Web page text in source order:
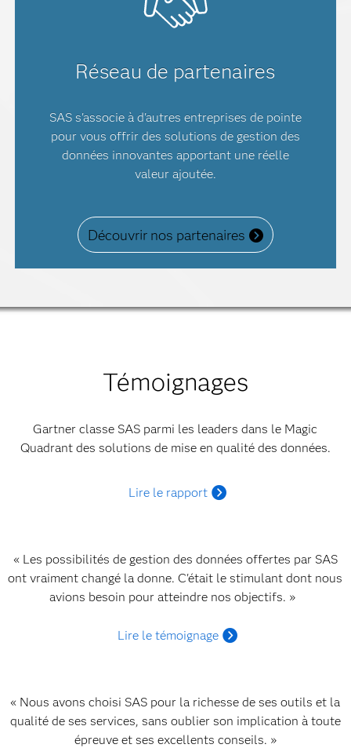
Réseau de partenaires
SAS s'associe à d'autres entreprises de pointe
pour vous offrir des solutions de gestion des
données innovantes apportant une réelle
valeur ajoutée.
Découvrir nos partenaires
Témoignages
Gartner classe SAS parmi les leaders dans le Magic
Quadrant des solutions de mise en qualité des données.
Lire le rapport
« Les possibilités de gestion des données offertes par SAS
ont vraiment changé la donne. C'était le stimulant dont nous
avions besoin pour atteindre nos objectifs. »
Lire le témoignage
« Nous avons choisi SAS pour la richesse de ses outils et la
qualité de ses services, sans oublier son implication à toute
épreuve et ses excellents conseils. »